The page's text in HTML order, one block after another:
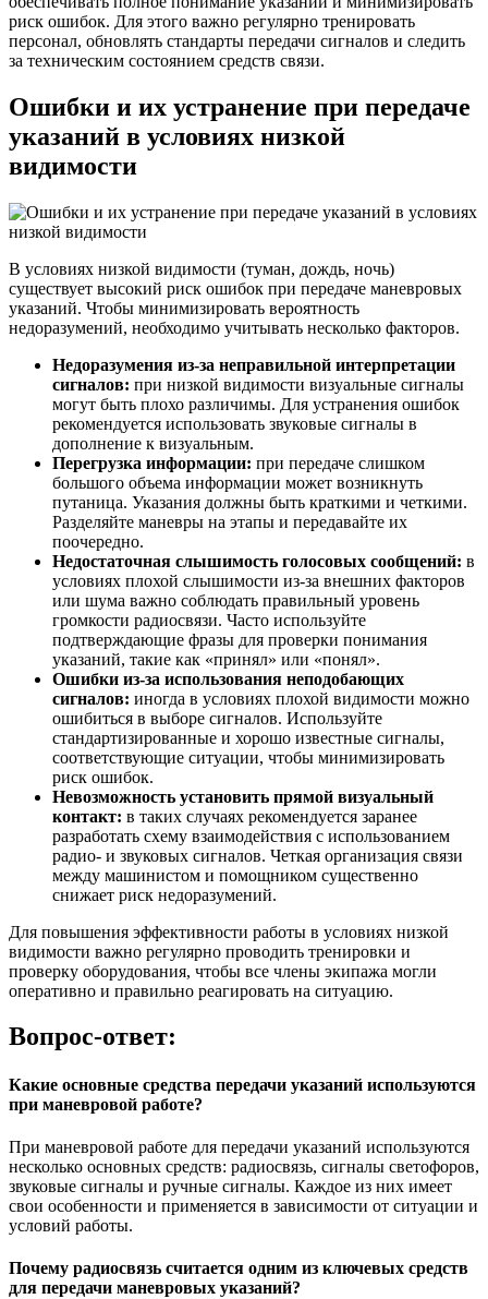
риск ошибок. Для этого важно регулярно тренировать
персонал, обновлять стандарты передачи сигналов и следить
за техническим состоянием средств связи.
Ошибки и их устранение при передаче
указаний в условиях низкой
видимости
В условиях низкой видимости (туман, дождь, ночь)
существует высокий риск ошибок при передаче маневровых
указаний. Чтобы минимизировать вероятность
недоразумений, необходимо учитывать несколько факторов.
Недоразумения из-за неправильной интерпретации
сигналов: при низкой видимости визуальные сигналы
могут быть плохо различимы. Для устранения ошибок
рекомендуется использовать звуковые сигналы в
дополнение к визуальным.
Перегрузка информации: при передаче слишком
большого объема информации может возникнуть
путаница. Указания должны быть краткими и четкими.
Разделяйте маневры на этапы и передавайте их
поочередно.
Недостаточная слышимость голосовых сообщений: в
условиях плохой слышимости из-за внешних факторов
или шума важно соблюдать правильный уровень
громкости радиосвязи. Часто используйте
подтверждающие фразы для проверки понимания
указаний, такие как «принял» или «понял».
Ошибки из-за использования неподобающих
сигналов: иногда в условиях плохой видимости можно
ошибиться в выборе сигналов. Используйте
стандартизированные и хорошо известные сигналы,
соответствующие ситуации, чтобы минимизировать
риск ошибок.
Невозможность установить прямой визуальный
контакт: в таких случаях рекомендуется заранее
разработать схему взаимодействия с использованием
радио- и звуковых сигналов. Четкая организация связи
между машинистом и помощником существенно
снижает риск недоразумений.
Для повышения эффективности работы в условиях низкой
видимости важно регулярно проводить тренировки и
проверку оборудования, чтобы все члены экипажа могли
оперативно и правильно реагировать на ситуацию.
Вопрос-ответ:
Какие основные средства передачи указаний используются
при маневровой работе?
При маневровой работе для передачи указаний используются
несколько основных средств: радиосвязь, сигналы светофоров,
звуковые сигналы и ручные сигналы. Каждое из них имеет
свои особенности и применяется в зависимости от ситуации и
условий работы.
Почему радиосвязь считается одним из ключевых средств
для передачи маневровых указаний?